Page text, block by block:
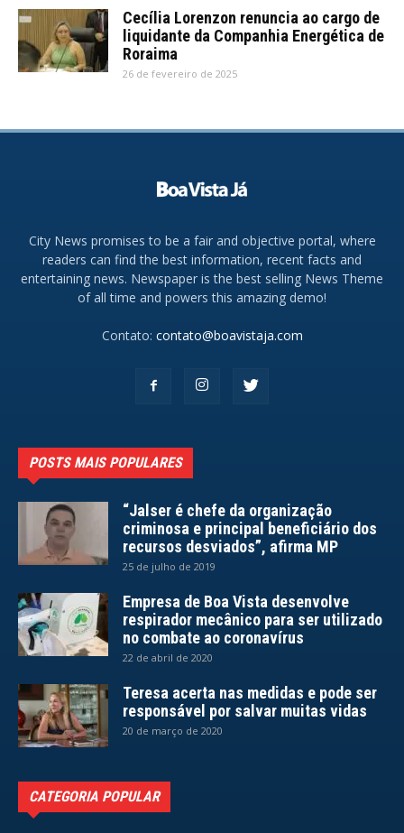
Cecília Lorenzon renuncia ao cargo de
liquidante da Companhia Energética de
Roraima
26 de fevereiro de 2025
City News promises to be a fair and objective portal, where
readers can find the best information, recent facts and
entertaining news. Newspaper is the best selling News Theme
of all time and powers this amazing demo!
Contato: contato@boavistaja.com
POSTS MAIS POPULARES
“Jalser é chefe da organização
criminosa e principal beneficiário dos
recursos desviados”, afirma MP
25 de julho de 2019
Empresa de Boa Vista desenvolve
respirador mecânico para ser utilizado
no combate ao coronavírus
22 de abril de 2020
Teresa acerta nas medidas e pode ser
responsável por salvar muitas vidas
20 de março de 2020
CATEGORIA POPULAR